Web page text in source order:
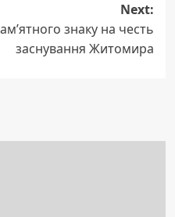
Next:
знаку на честь
заснування Житомира